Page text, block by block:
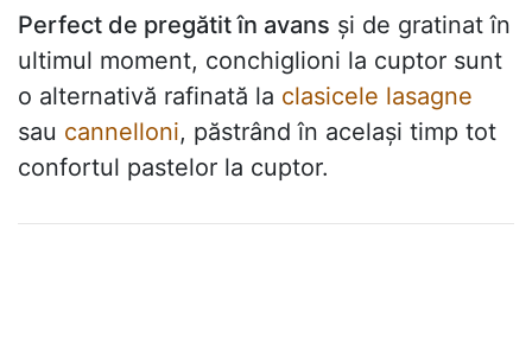
Perfect de pregătit în avans și de gratinat în
ultimul moment, conchiglioni la cuptor sunt
o alternativă rafinată la clasicele lasagne
sau cannelloni, păstrând în același timp tot
confortul pastelor la cuptor.